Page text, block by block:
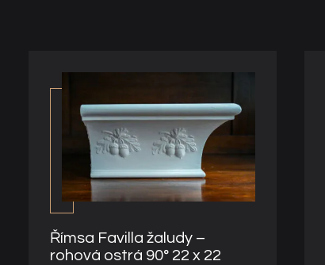
Římsa Favilla žaludy –
rohová ostrá 90° 22 x 22